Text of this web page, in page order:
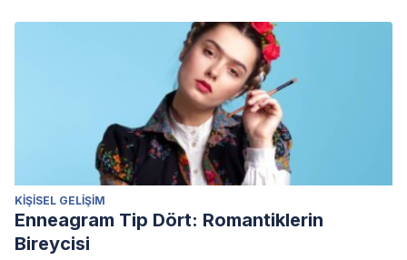
KIŞISEL GELIŞIM
Enneagram Tip Dört: Romantiklerin
Bireycisi